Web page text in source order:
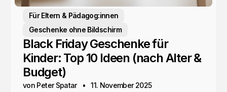
Für Eltern & Pädagog:innen
Geschenke ohne Bildschirm
Black Friday Geschenke für
Kinder: Top 10 Ideen (nach Alter &
Budget)
von Peter Spatar 11. November 2025